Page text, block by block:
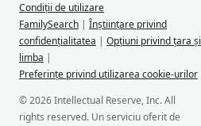
Condiții de utilizare
FamilySearch | Înștiințare privind
confidențialitatea | Opțiuni privind țara și
limba |
Preferințe privind utilizarea cookie-urilor
© 2026 Intellectual Reserve, Inc. All
rights reserved. Un serviciu oferit de